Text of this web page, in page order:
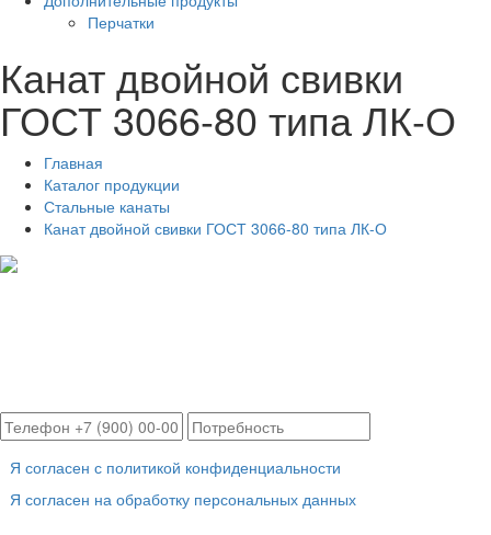
Перчатки
Канат двойной свивки
ГОСТ 3066-80 типа ЛК-О
Главная
Каталог продукции
Стальные канаты
Канат двойной свивки ГОСТ 3066-80 типа ЛК-О
Я согласен с политикой конфиденциальности
Я согласен на обработку персональных данных